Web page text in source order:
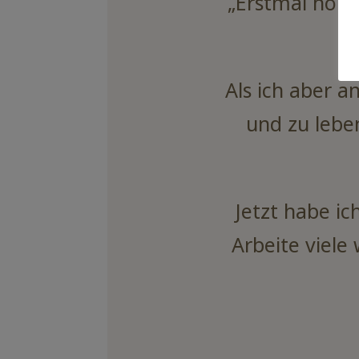
Als ich aber
und zu
Jetzt habe
Arbeite viele